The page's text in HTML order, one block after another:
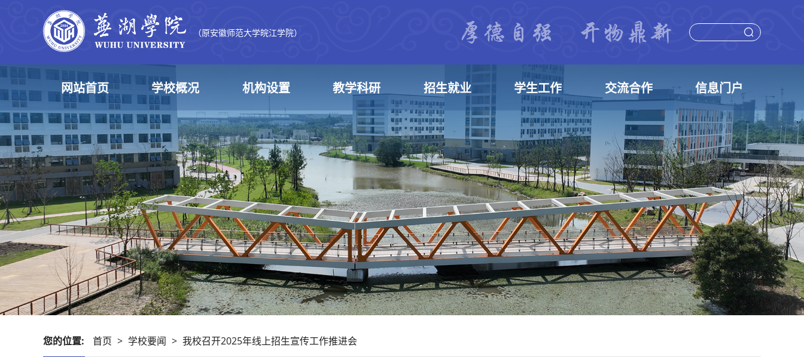
（原安徽师范大学皖江学院）
网站首页 学校概况 机构设置 教学科研 招生就业 学生工作 交流合作 信息门户
您的位置: 首页 > 学校要闻 > 我校召开2025年线上招生宣传工作推进会